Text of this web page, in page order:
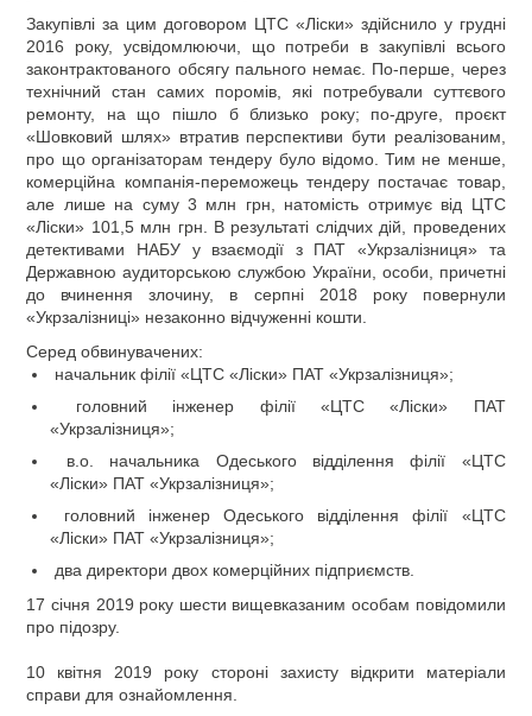
Закупівлі за цим договором ЦТС «Ліски» здійснило у грудні
2016 року, усвідомлюючи, що потреби в закупівлі всього
законтрактованого обсягу пального немає. По-перше, через
технічний стан самих поромів, які потребували суттєвого
ремонту, на що пішло б близько року; по-друге, проєкт
«Шовковий шлях» втратив перспективи бути реалізованим,
про що організаторам тендеру було відомо. Тим не менше,
комерційна компанія-переможець тендеру постачає товар,
але лише на суму 3 млн грн, натомість отримує від ЦТС
«Ліски» 101,5 млн грн. В результаті слідчих дій, проведених
детективами НАБУ у взаємодії з ПАТ «Укрзалізниця» та
Державною аудиторською службою України, особи, причетні
до вчинення злочину, в серпні 2018 року повернули
«Укрзалізниці» незаконно відчуженні кошти.
Серед обвинувачених:
начальник філії «ЦТС «Ліски» ПАТ «Укрзалізниця»;
головний інженер філії «ЦТС «Ліски» ПАТ
«Укрзалізниця»;
в.о. начальника Одеського відділення філії «ЦТС
«Ліски» ПАТ «Укрзалізниця»;
головний інженер Одеського відділення філії «ЦТС
«Ліски» ПАТ «Укрзалізниця»;
два директори двох комерційних підприємств.
17 січня 2019 року шести вищевказаним особам повідомили
про підозру.
10 квітня 2019 року стороні захисту відкрити матеріали
справи для ознайомлення.